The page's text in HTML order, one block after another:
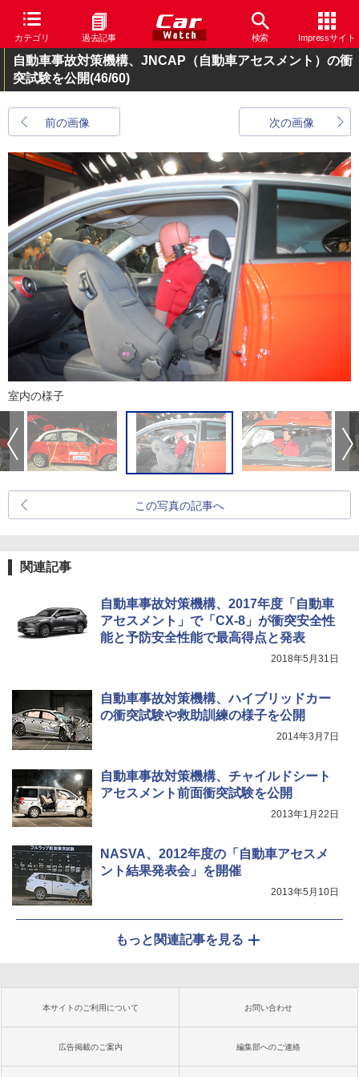
カテゴリ 過去記事 検索 Impressサイト
自動車事故対策機構、JNCAP（自動車アセスメント）の衝
突試験を公開(46/60)
前の画像 次の画像
室内の様子
この写真の記事へ
関連記事
自動車事故対策機構、2017年度「自動車
アセスメント」で「CX-8」が衝突安全性
能と予防安全性能で最高得点と発表
2018年5月31日
自動車事故対策機構、ハイブリッドカー
の衝突試験や救助訓練の様子を公開
2014年3月7日
自動車事故対策機構、チャイルドシート
アセスメント前面衝突試験を公開
2013年1月22日
NASVA、2012年度の「自動車アセスメ
ント結果発表会」を開催
2013年5月10日
もっと関連記事を見る
本サイトのご利用について お問い合わせ
広告掲載のご案内 編集部へのご連絡